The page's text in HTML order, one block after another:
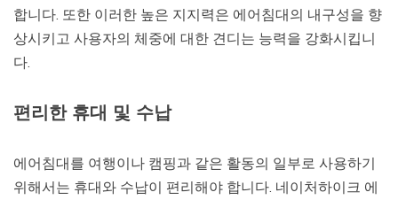
합니다. 또한 이러한 높은 지지력은 에어침대의 내구성을 향
상시키고 사용자의 체중에 대한 견디는 능력을 강화시킵니
다.
편리한 휴대 및 수납
에어침대를 여행이나 캠핑과 같은 활동의 일부로 사용하기
위해서는 휴대와 수납이 편리해야 합니다. 네이처하이크 에